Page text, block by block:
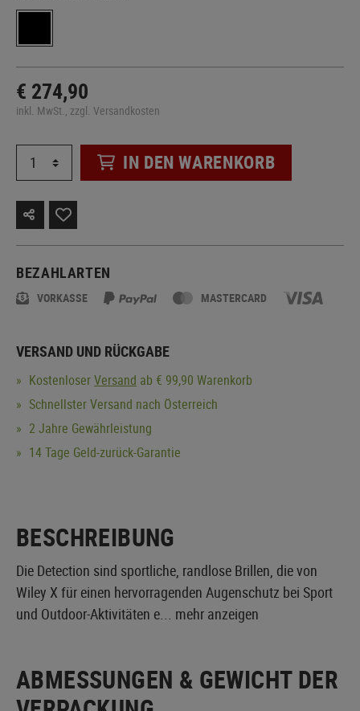
€ 274,90
inkl. MwSt., zzgl. Versandkosten
IN DEN WARENKORB
BEZAHLARTEN
VORKASSE MASTERCARD
VERSAND UND RÜCKGABE
KostenloserVersand ab € 99,90 Warenkorb
Schnellster Versand nach Österreich
2 Jahre Gewährleistung
14 Tage Geld-zurück-Garantie
BESCHREIBUNG
Die Detection sind sportliche, randlose Brillen, die von
Wiley X für einen hervorragenden Augenschutz bei Sport
und Outdoor-Aktivitäten e... mehr anzeigen
ABMESSUNGEN & GEWICHT DER